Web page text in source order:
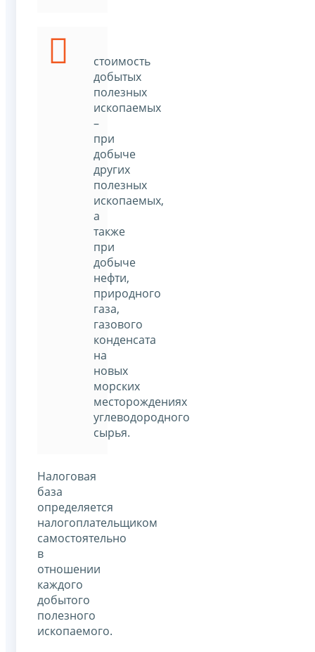
стоимость
добытых
полезных
ископаемых
–
при
добыче
других
полезных
ископаемых,
а
также
при
добыче
нефти,
природного
газа,
газового
конденсата
на
новых
морских
месторождениях
углеводородного
сырья.
Налоговая
база
определяется
налогоплательщиком
самостоятельно
в
отношении
каждого
добытого
полезного
ископаемого.